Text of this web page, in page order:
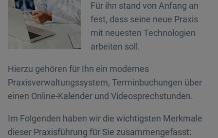
Für ihn stand von Anfang an
fest, dass seine neue Praxis
mit neuesten Technologien
arbeiten soll.
Hierzu gehören für Ihn ein modernes
Praxisverwaltungssystem, Terminbuchungen über
einen Online-Kalender und Videosprechstunden.
Im Folgenden haben wir die wichtigsten Merkmale
dieser Praxisführung für Sie zusammengefasst: